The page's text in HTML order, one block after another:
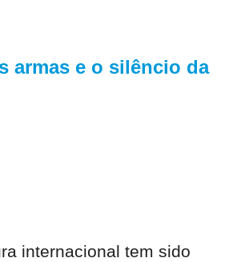
armas e o silêncio da
internacional tem sido